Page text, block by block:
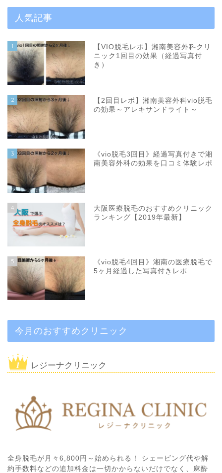
人気記事
1
【VIO脱毛レポ】湘南美容外科クリ
ニック1回目の効果（経過写真付
き）
2
【2回目レポ】湘南美容外科vio脱毛
の効果～アレキサンドライト～
3
《vio脱毛3回目》経過写真付きで湘
南美容外科の効果を口コミ体験レポ
4
大阪医療脱毛のおすすめクリニック
ランキング【2019年最新】
5
《vio脱毛4回目》湘南の医療脱毛で
5ヶ月経過した写真付きレポ
今月のおすすめクリニック
レジーナクリニック
全身脱毛が月々6,800円～始められる！ シェービング代や解
約手数料などの追加料金は一切かからないだけでなく、麻酔